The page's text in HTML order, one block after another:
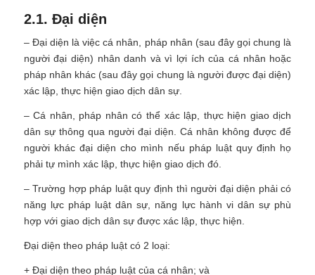
2.1. Đại diện
– Đại diện là việc cá nhân, pháp nhân (sau đây gọi chung là
người đại diện) nhân danh và vì lợi ích của cá nhân hoặc
pháp nhân khác (sau đây gọi chung là người được đại diện)
xác lập, thực hiện giao dịch dân sự.
– Cá nhân, pháp nhân có thể xác lập, thực hiện giao dịch
dân sự thông qua người đại diện. Cá nhân không được để
người khác đại diện cho mình nếu pháp luật quy định họ
phải tự mình xác lập, thực hiện giao dịch đó.
– Trường hợp pháp luật quy định thì người đại diện phải có
năng lực pháp luật dân sự, năng lực hành vi dân sự phù
hợp với giao dịch dân sự được xác lập, thực hiện.
Đại diện theo pháp luật có 2 loại:
+ Đại diện theo pháp luật của cá nhân; và